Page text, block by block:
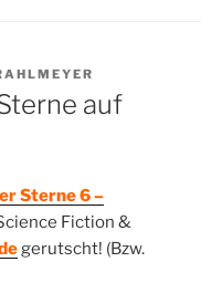
auf
Sterne 6 –
Fiction &
gerutscht! (Bzw.